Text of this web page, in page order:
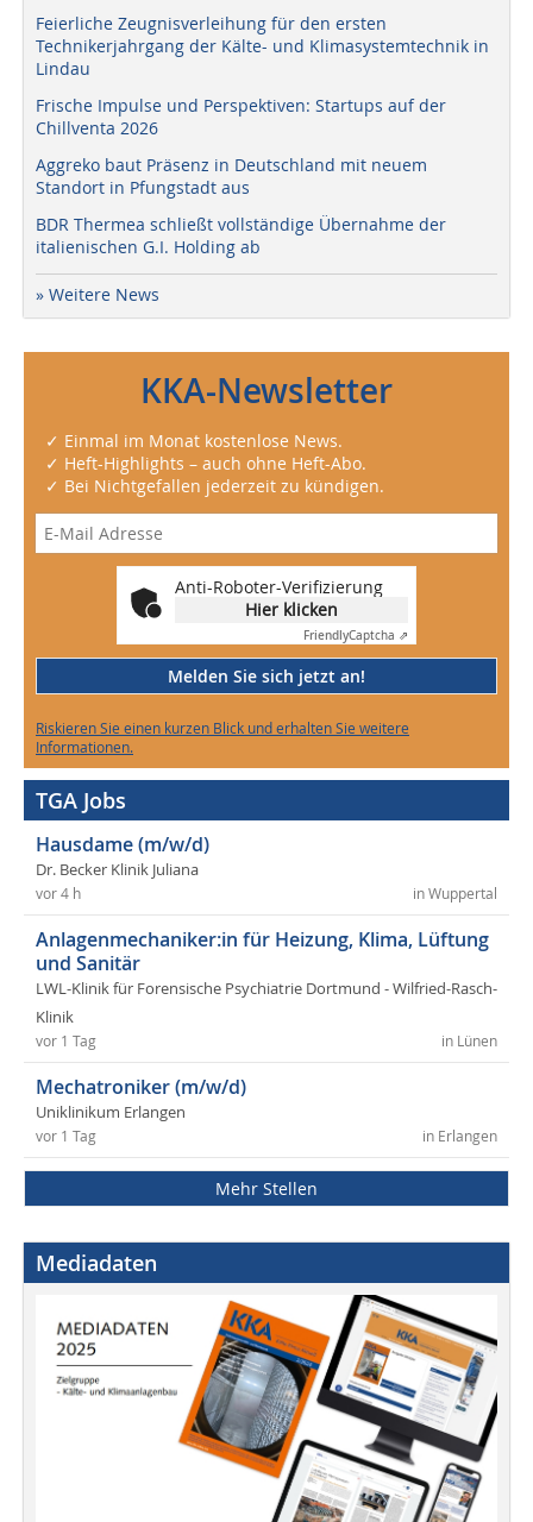
Feierliche Zeugnisverleihung für den ersten
Technikerjahrgang der Kälte- und Klimasystemtechnik in
Lindau
Frische Impulse und Perspektiven: Startups auf der
Chillventa 2026
Aggreko baut Präsenz in Deutschland mit neuem
Standort in Pfungstadt aus
BDR Thermea schließt vollständige Übernahme der
italienischen G.I. Holding ab
» Weitere News
KKA-Newsletter
✓ Einmal im Monat kostenlose News.
✓ Heft-Highlights – auch ohne Heft-Abo.
✓ Bei Nichtgefallen jederzeit zu kündigen.
Anti-Roboter-Verifizierung
Hier klicken
FriendlyCaptcha ⇗
Melden Sie sich jetzt an!
Riskieren Sie einen kurzen Blick und erhalten Sie weitere
Informationen.
TGA Jobs
Hausdame (m/w/d)
Dr. Becker Klinik Juliana
in Wuppertal
vor 4 h
Anlagenmechaniker:in für Heizung, Klima, Lüftung
und Sanitär
LWL-Klinik für Forensische Psychiatrie Dortmund - Wilfried-Rasch-
Klinik
in Lünen
vor 1 Tag
Mechatroniker (m/w/d)
Uniklinikum Erlangen
in Erlangen
vor 1 Tag
Mehr Stellen
Mediadaten